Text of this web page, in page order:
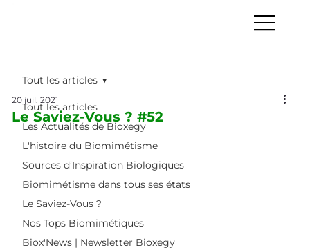
Tout les articles
Les Actualités de Bioxegy
L'histoire du Biomimétisme
Sources d’Inspiration Biologiques
Biomimétisme dans tous ses états
Le Saviez-Vous ?
Nos Tops Biomimétiques
Biox'News | Newsletter Bioxegy
Tout les articles
Le Saviez-Vous ? #52
20 juil. 2021